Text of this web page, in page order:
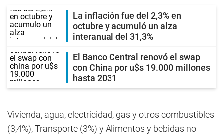
La inflación fue del 2,3% en
octubre y acumuló un alza
interanual del 31,3%
El Banco Central renovó el swap
con China por u$s 19.000 millones
hasta 2031
Vivienda, agua, electricidad, gas y otros combustibles
(3,4%), Transporte (3%) y Alimentos y bebidas no